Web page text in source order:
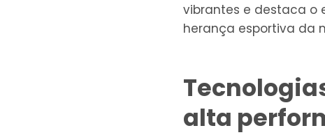
vibrantes e destaca o
herança esportiva da
alta